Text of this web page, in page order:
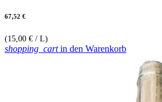
67,52 €
(15,00 € / L)
shopping_cartin den Warenkorb